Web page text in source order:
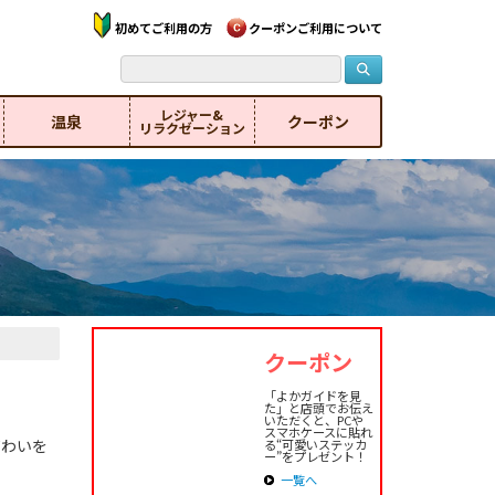
初めてご利用の方 クーポンご利用について
温泉 レジャー&
リラクゼーション クーポン
いを
クーポン
「よかガイドを見
た」と店頭でお伝え
いただくと、PCや
スマホケースに貼れ
る“可愛いステッカ
ー”をプレゼント！
一覧へ